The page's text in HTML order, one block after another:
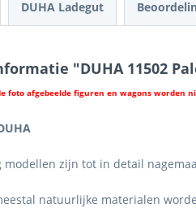
DUHA Ladegut
"DUHA 11502
foto afgebeelde figuren en wagons worden
modellen zijn tot in detail
natuurlijke materialen